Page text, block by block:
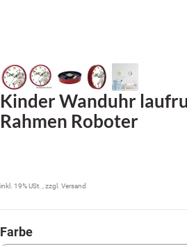
Kinder Wanduhr
Rahmen Roboter
inkl. 19% USt. , zzgl. Versand
Farbe